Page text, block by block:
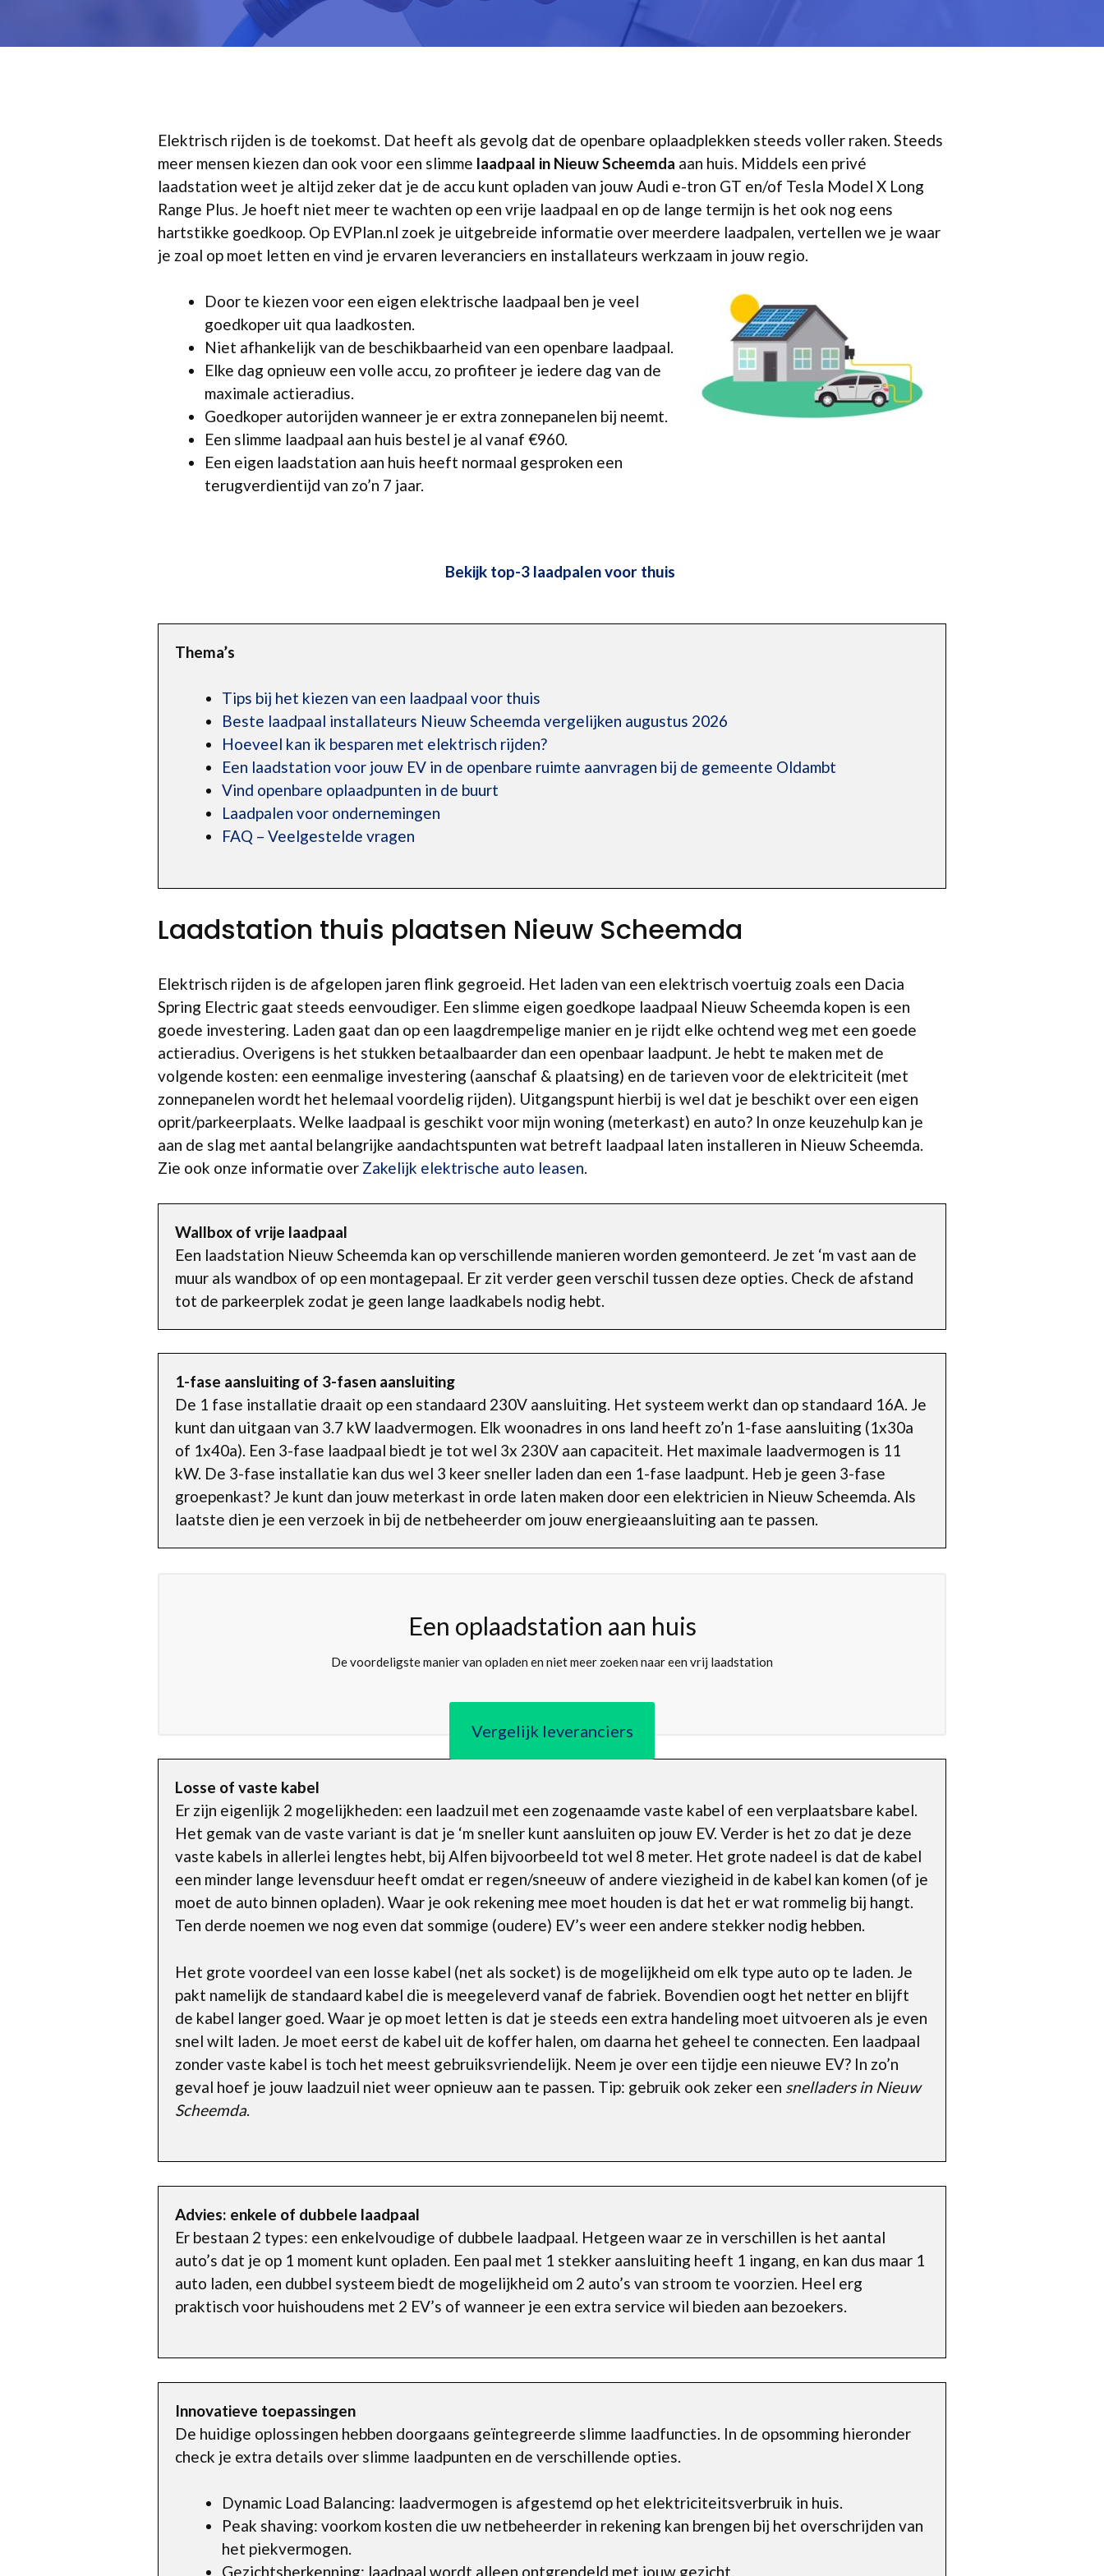
Elektrisch rijden is de toekomst. Dat heeft als gevolg dat de openbare oplaadplekken steeds voller raken. Steeds
meer mensen kiezen dan ook voor een slimme laadpaal in Nieuw Scheemda aan huis. Middels een privé
laadstation weet je altijd zeker dat je de accu kunt opladen van jouw Audi e-tron GT en/of Tesla Model X Long
Range Plus. Je hoeft niet meer te wachten op een vrije laadpaal en op de lange termijn is het ook nog eens
hartstikke goedkoop. Op EVPlan.nl zoek je uitgebreide informatie over meerdere laadpalen, vertellen we je waar
je zoal op moet letten en vind je ervaren leveranciers en installateurs werkzaam in jouw regio.
Door te kiezen voor een eigen elektrische laadpaal ben je veel
goedkoper uit qua laadkosten.
Niet afhankelijk van de beschikbaarheid van een openbare laadpaal.
Elke dag opnieuw een volle accu, zo profiteer je iedere dag van de
maximale actieradius.
Goedkoper autorijden wanneer je er extra zonnepanelen bij neemt.
Een slimme laadpaal aan huis bestel je al vanaf €960.
Een eigen laadstation aan huis heeft normaal gesproken een
terugverdientijd van zo’n 7 jaar.
Bekijk top-3 laadpalen voor thuis
Thema’s
Tips bij het kiezen van een laadpaal voor thuis
Beste laadpaal installateurs Nieuw Scheemda vergelijken augustus 2026
Hoeveel kan ik besparen met elektrisch rijden?
Een laadstation voor jouw EV in de openbare ruimte aanvragen bij de gemeente Oldambt
Vind openbare oplaadpunten in de buurt
Laadpalen voor ondernemingen
FAQ – Veelgestelde vragen
Laadstation thuis plaatsen Nieuw Scheemda
Elektrisch rijden is de afgelopen jaren flink gegroeid. Het laden van een elektrisch voertuig zoals een Dacia
Spring Electric gaat steeds eenvoudiger. Een slimme eigen goedkope laadpaal Nieuw Scheemda kopen is een
goede investering. Laden gaat dan op een laagdrempelige manier en je rijdt elke ochtend weg met een goede
actieradius. Overigens is het stukken betaalbaarder dan een openbaar laadpunt. Je hebt te maken met de
volgende kosten: een eenmalige investering (aanschaf & plaatsing) en de tarieven voor de elektriciteit (met
zonnepanelen wordt het helemaal voordelig rijden). Uitgangspunt hierbij is wel dat je beschikt over een eigen
oprit/parkeerplaats. Welke laadpaal is geschikt voor mijn woning (meterkast) en auto? In onze keuzehulp kan je
aan de slag met aantal belangrijke aandachtspunten wat betreft laadpaal laten installeren in Nieuw Scheemda.
Zie ook onze informatie over Zakelijk elektrische auto leasen.
Wallbox of vrije laadpaal
Een laadstation Nieuw Scheemda kan op verschillende manieren worden gemonteerd. Je zet ‘m vast aan de
muur als wandbox of op een montagepaal. Er zit verder geen verschil tussen deze opties. Check de afstand
tot de parkeerplek zodat je geen lange laadkabels nodig hebt.
1-fase aansluiting of 3-fasen aansluiting
De 1 fase installatie draait op een standaard 230V aansluiting. Het systeem werkt dan op standaard 16A. Je
kunt dan uitgaan van 3.7 kW laadvermogen. Elk woonadres in ons land heeft zo’n 1-fase aansluiting (1x30a
of 1x40a). Een 3-fase laadpaal biedt je tot wel 3x 230V aan capaciteit. Het maximale laadvermogen is 11
kW. De 3-fase installatie kan dus wel 3 keer sneller laden dan een 1-fase laadpunt. Heb je geen 3-fase
groepenkast? Je kunt dan jouw meterkast in orde laten maken door een elektricien in Nieuw Scheemda. Als
laatste dien je een verzoek in bij de netbeheerder om jouw energieaansluiting aan te passen.
Een oplaadstation aan huis
De voordeligste manier van opladen en niet meer zoeken naar een vrij laadstation
Vergelijk leveranciers
Losse of vaste kabel
Er zijn eigenlijk 2 mogelijkheden: een laadzuil met een zogenaamde vaste kabel of een verplaatsbare kabel.
Het gemak van de vaste variant is dat je ‘m sneller kunt aansluiten op jouw EV. Verder is het zo dat je deze
vaste kabels in allerlei lengtes hebt, bij Alfen bijvoorbeeld tot wel 8 meter. Het grote nadeel is dat de kabel
een minder lange levensduur heeft omdat er regen/sneeuw of andere viezigheid in de kabel kan komen (of je
moet de auto binnen opladen). Waar je ook rekening mee moet houden is dat het er wat rommelig bij hangt.
Ten derde noemen we nog even dat sommige (oudere) EV’s weer een andere stekker nodig hebben.
Het grote voordeel van een losse kabel (net als socket) is de mogelijkheid om elk type auto op te laden. Je
pakt namelijk de standaard kabel die is meegeleverd vanaf de fabriek. Bovendien oogt het netter en blijft
de kabel langer goed. Waar je op moet letten is dat je steeds een extra handeling moet uitvoeren als je even
snel wilt laden. Je moet eerst de kabel uit de koffer halen, om daarna het geheel te connecten. Een laadpaal
zonder vaste kabel is toch het meest gebruiksvriendelijk. Neem je over een tijdje een nieuwe EV? In zo’n
geval hoef je jouw laadzuil niet weer opnieuw aan te passen. Tip: gebruik ook zeker een snelladers in Nieuw
Scheemda.
Advies: enkele of dubbele laadpaal
Er bestaan 2 types: een enkelvoudige of dubbele laadpaal. Hetgeen waar ze in verschillen is het aantal
auto’s dat je op 1 moment kunt opladen. Een paal met 1 stekker aansluiting heeft 1 ingang, en kan dus maar 1
auto laden, een dubbel systeem biedt de mogelijkheid om 2 auto’s van stroom te voorzien. Heel erg
praktisch voor huishoudens met 2 EV’s of wanneer je een extra service wil bieden aan bezoekers.
Innovatieve toepassingen
De huidige oplossingen hebben doorgaans geïntegreerde slimme laadfuncties. In de opsomming hieronder
check je extra details over slimme laadpunten en de verschillende opties.
Dynamic Load Balancing: laadvermogen is afgestemd op het elektriciteitsverbruik in huis.
Peak shaving: voorkom kosten die uw netbeheerder in rekening kan brengen bij het overschrijden van
het piekvermogen.
Gezichtsherkenning: laadpaal wordt alleen ontgrendeld met jouw gezicht.